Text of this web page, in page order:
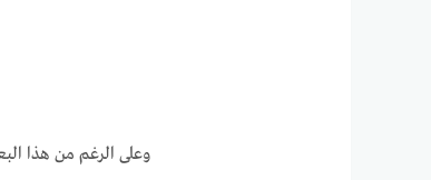
وعلى الرغم من هذا